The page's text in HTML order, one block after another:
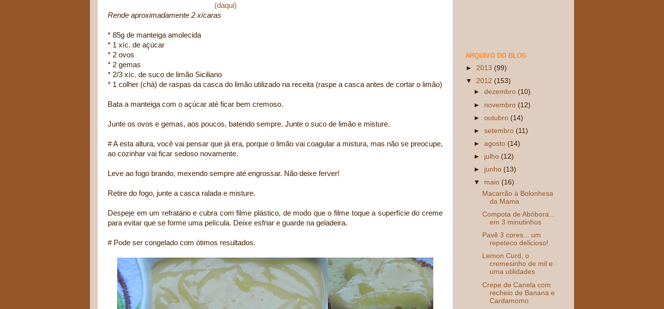
(daqui)
Rende aproximadamente 2 xícaras
* 85g de manteiga amolecida
* 1 xíc. de açúcar
* 2 ovos
* 2 gemas
* 2/3 xíc. de suco de limão Siciliano
* 1 colher (chá) de raspas da casca do limão utilizado na receita (raspe a casca antes de cortar o limão)
Bata a manteiga com o açúcar até ficar bem cremoso.
Junte os ovos e gemas, aos poucos, batendo sempre. Junte o suco de limão e misture.
# A esta altura, você vai pensar que já era, porque o limão vai coagular a mistura, mas não se preocupe,
ao cozinhar vai ficar sedoso novamente.
Leve ao fogo brando, mexendo sempre até engrossar. Não deixe ferver!
Retire do fogo, junte a casca ralada e misture.
Despeje em um refratário e cubra com filme plástico, de modo que o filme toque a superfície do creme
para evitar que se forme uma película. Deixe esfriar e guarde na geladeira.
# Pode ser congelado com ótimos resultados.
ARQUIVO DO BLOG
► 2013 (99)
▼ 2012 (153)
►dezembro (10)
► novembro (12)
►outubro (14)
►setembro (11)
►agosto (14)
► julho (12)
► junho (13)
▼ maio (16)
Macarrão à Bolonhesa
da Mama
Compota de Abóbora...
em 3 minutinhos
Pavê 3 cores... um
repeteco delicioso!
Lemon Curd, o
cremesinho de mil e
uma utilidades
Crepe de Canela com
recheio de Banana e
Cardamomo